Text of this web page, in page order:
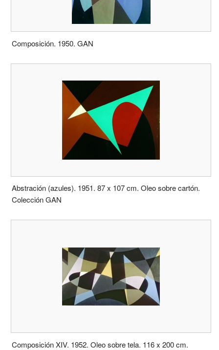
Composición. 1950. GAN
Abstración (azules). 1951. 87 x 107 cm. Oleo sobre cartón.
Colección GAN
Composición XIV. 1952. Oleo sobre tela. 116 x 200 cm.